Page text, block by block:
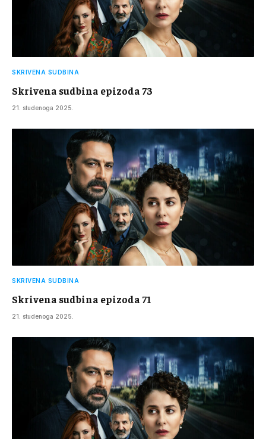
SKRIVENA SUDBINA
Skrivena sudbina epizoda 73
21. studenoga 2025.
SKRIVENA SUDBINA
Skrivena sudbina epizoda 71
21. studenoga 2025.